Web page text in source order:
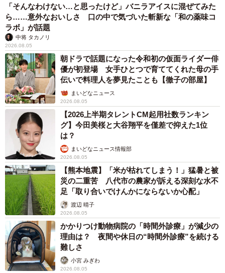
「そんなわけない…と思ったけど」バニラアイスに混ぜてみた
ら……意外なおいしさ 口の中で気づいた斬新な「和の薬味コ
ラボ」が話題
中将 タカノリ
2026.08.05
朝ドラで話題になった令和初の仮面ライダー俳
優が初登場 女手ひとつで育ててくれた母の手
伝いで料理人を夢見たことも【徹子の部屋】
まいどなニュース
2026.08.05
【2026上半期タレントCM起用社数ランキン
グ】今田美桜と大谷翔平を僅差で抑えた1位
は？
まいどなニュース情報部
2026.08.05
【熊本地震】「米が枯れてしまう！」猛暑と被
災の二重苦 八代市の農家が訴える深刻な水不
足「取り合いでけんかにならないか心配」
渡辺 晴子
2026.08.05
かかりつけ動物病院の「時間外診療」が減少の
理由は？ 夜間や休日の“時間外診療”を続ける
難しさ
小宮 みぎわ
2026.08.05